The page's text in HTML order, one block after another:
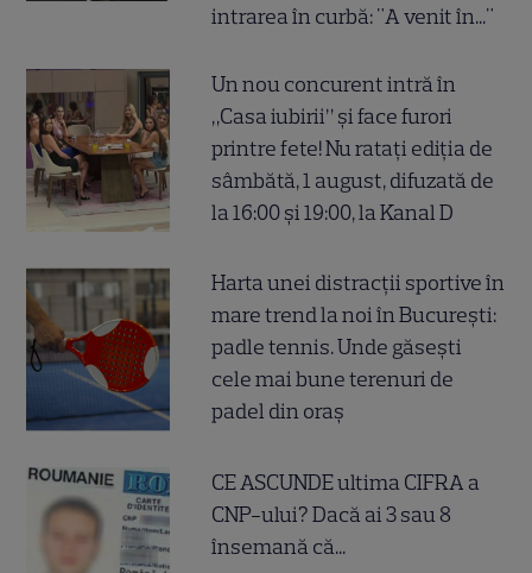
intrarea în curbă: "A venit în..."
Un nou concurent intră în
„Casa iubirii” și face furori
printre fete! Nu ratați ediția de
sâmbătă, 1 august, difuzată de
la 16:00 și 19:00, la Kanal D
Harta unei distracții sportive în
mare trend la noi în București:
padle tennis. Unde găsești
cele mai bune terenuri de
padel din oraș
CE ASCUNDE ultima CIFRA a
CNP-ului? Dacă ai 3 sau 8
însemană că...